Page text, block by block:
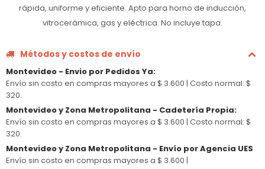
rápida, uniforme y eficiente. Apto para horno de inducción,
vitrocerámica, gas y eléctrica. No incluye tapa.
Métodos y costos de envío
Montevideo - Envio por Pedidos Ya:
Envío sin costo en compras mayores a $ 3.600 | Costo normal: $
320.
Montevideo y Zona Metropolitana - Cadetería Propia:
Envío sin costo en compras mayores a $ 3.600 | Costo normal: $
320.
Montevideo y Zona Metropolitana - Envío por Agencia UES
Envío sin costo en compras mayores a $ 3.600 |